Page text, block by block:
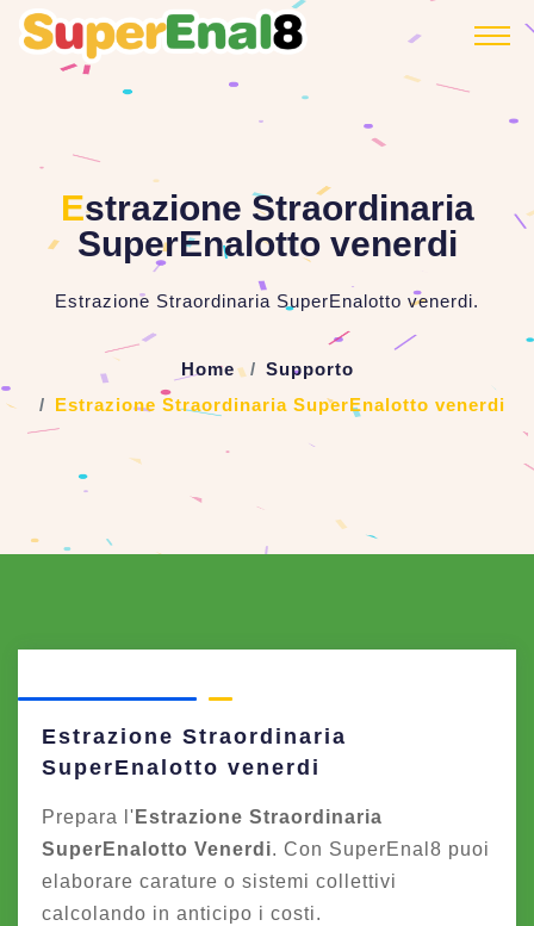
Estrazione Straordinaria
SuperEnalotto venerdi
Estrazione Straordinaria SuperEnalotto venerdi.
Home
Supporto
Estrazione Straordinaria SuperEnalotto venerdi
Estrazione Straordinaria
SuperEnalotto venerdi
Prepara l' Estrazione Straordinaria
SuperEnalotto Venerdi. Con SuperEnal8 puoi
elaborare carature o sistemi collettivi
calcolando in anticipo i costi.